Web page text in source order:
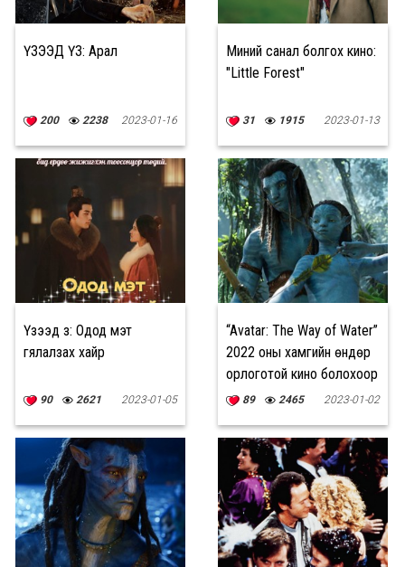
ҮЗЭЭД ҮЗ: Арал
200 2238 2023-01-16
Миний санал болгох кино:
"Little Forest"
31 1915 2023-01-13
Үзээд үз: Одод мэт
гялалзах хайр
90 2621 2023-01-05
“Avatar: The Way of Water”
2022 оны хамгийн өндөр
орлоготой кино болохоор
байна
89 2465 2023-01-02